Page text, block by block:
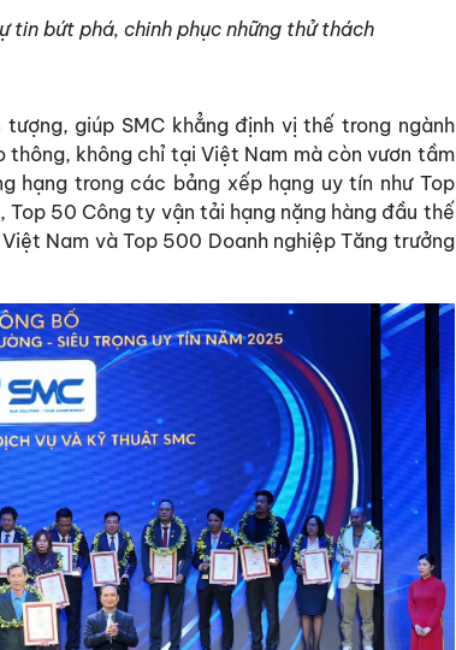
tin bứt phá, chinh phục những thử thách
giúp SMC khẳng định vị thế trong ngành
không chỉ tại Việt Nam mà còn vươn tầm
hạng trong các bảng xếp hạng uy tín như Top
50 Công ty vận tải hạng nặng hàng đầu thế
Nam và Top 500 Doanh nghiệp Tăng trưởng